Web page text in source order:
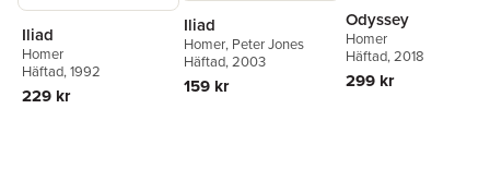
Iliad
Homer
Häftad, 1992
229 kr
Iliad
Homer, Peter Jones
Häftad, 2003
159 kr
Odyssey
Homer
Häftad, 2018
299 kr